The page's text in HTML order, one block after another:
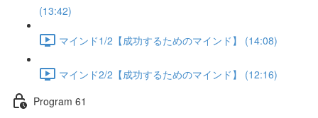
(13:42)
マインド1/2【成功するためのマインド】 (14:08)
マインド2/2【成功するためのマインド】 (12:16)
Program 61